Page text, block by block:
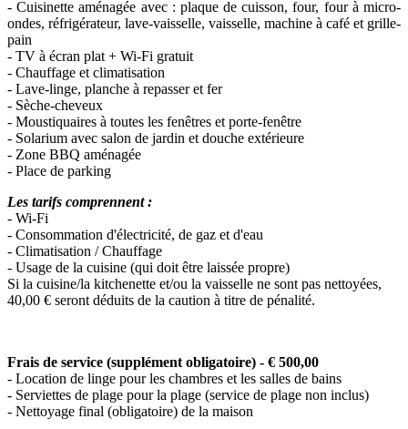
- Cuisinette aménagée avec : plaque de cuisson, four, four à micro-
ondes, réfrigérateur, lave-vaisselle, vaisselle, machine à café et grille-
pain
- TV à écran plat + Wi-Fi gratuit
- Chauffage et climatisation
- Lave-linge, planche à repasser et fer
- Sèche-cheveux
- Moustiquaires à toutes les fenêtres et porte-fenêtre
- Solarium avec salon de jardin et douche extérieure
- Zone BBQ aménagée
- Place de parking
Les tarifs comprennent :
- Wi-Fi
- Consommation d'électricité, de gaz et d'eau
- Climatisation / Chauffage
- Usage de la cuisine (qui doit être laissée propre)
Si la cuisine/la kitchenette et/ou la vaisselle ne sont pas nettoyées,
40,00 € seront déduits de la caution à titre de pénalité.
Frais de service (supplément obligatoire) - € 500,00
- Location de linge pour les chambres et les salles de bains
- Serviettes de plage pour la plage (service de plage non inclus)
- Nettoyage final (obligatoire) de la maison